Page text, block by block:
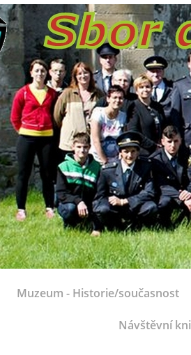
Muzeum - Historie/současnost
Návštěvní